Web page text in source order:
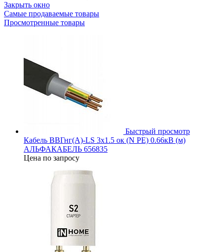
Закрыть окно
Самые продаваемые товары
Просмотренные товары
Быстрый просмотр
Кабель ВВГнг(А)-LS 3х1.5 ок (N PE) 0.66кВ (м)
АЛЬФАКАБЕЛЬ 656835
Цена по запросу